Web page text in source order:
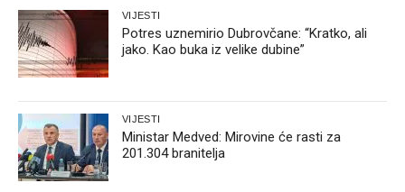
VIJESTI
Potres uznemirio Dubrovčane: “Kratko, ali
jako. Kao buka iz velike dubine”
VIJESTI
Ministar Medved: Mirovine će rasti za
201.304 branitelja